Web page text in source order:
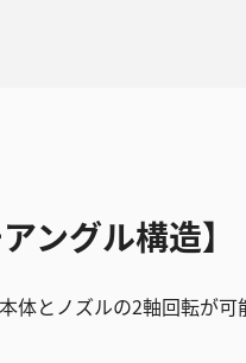
ングル構造】
とノズルの2軸回転が